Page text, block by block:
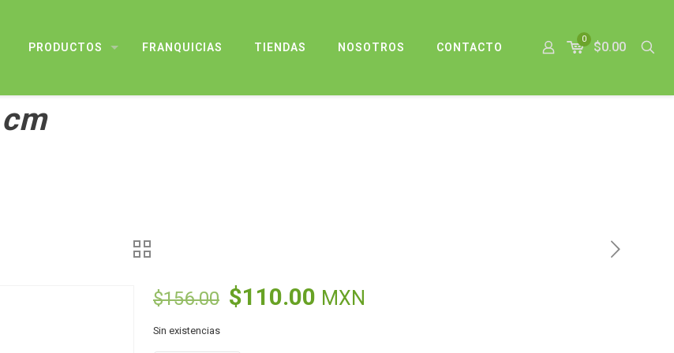
PRODUCTOS FRANQUICIAS TIENDAS NOSOTROS CONTACTO
0
$0.00
$156.00 El
$110.00 El
MXN
Sin existencias